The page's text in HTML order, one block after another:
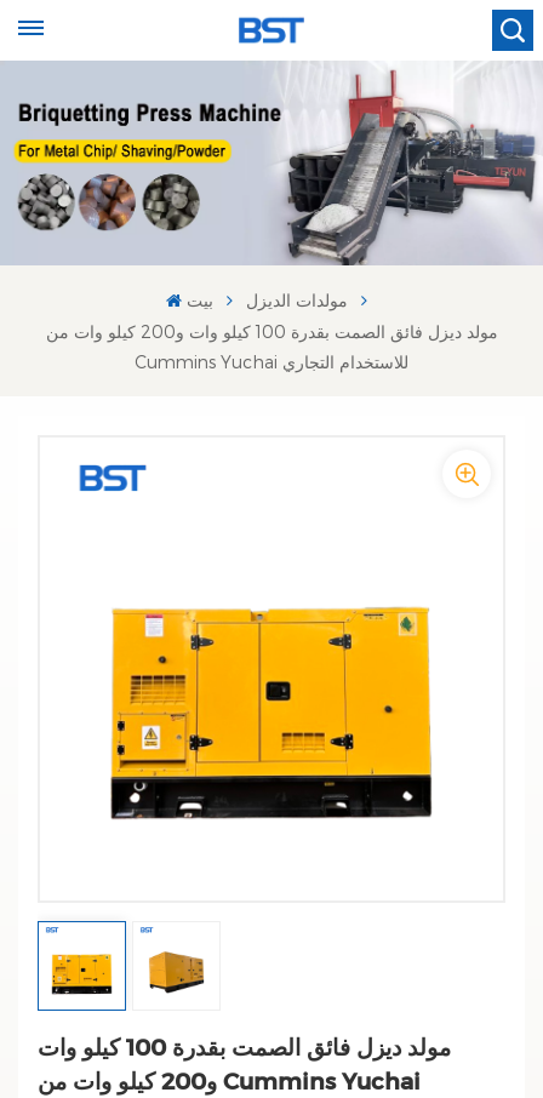
بيت
مولدات الديزل
مولد ديزل فائق الصمت بقدرة 100 كيلو وات و200 كيلو وات من
Cummins Yuchai للاستخدام التجاري
مولد ديزل فائق الصمت بقدرة 100 كيلو وات
و200 كيلو وات من Cummins Yuchai